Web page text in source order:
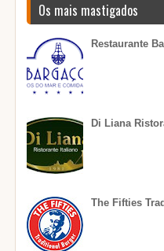
Os mais mastigados
Restaurante
Di Liana
The Fifties